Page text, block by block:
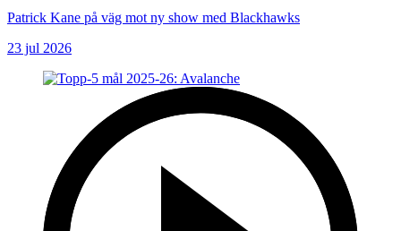
Patrick Kane på väg mot ny show med Blackhawks
23 jul 2026